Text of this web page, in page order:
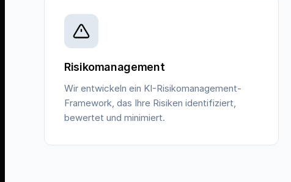
Risikomanagement
Wir entwickeln ein KI-Risikomanagement-
Framework, das Ihre Risiken identifiziert,
bewertet und minimiert.